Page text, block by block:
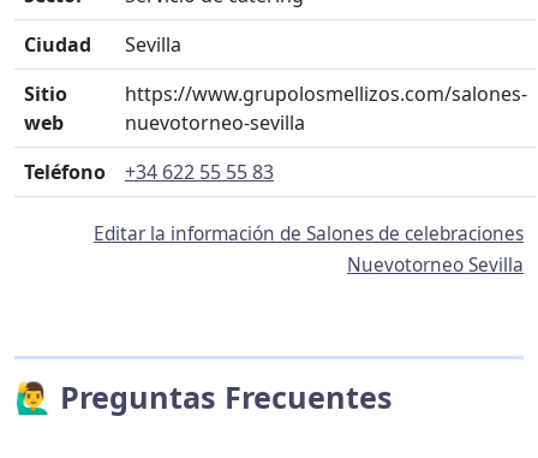
Ciudad
Sevilla
Sitio
web
https://www.grupolosmellizos.com/salones-
nuevotorneo-sevilla
Teléfono
+34 622 55 55 83
Editar la información de Salones de celebraciones
Nuevotorneo Sevilla
🙋‍♂️ Preguntas Frecuentes